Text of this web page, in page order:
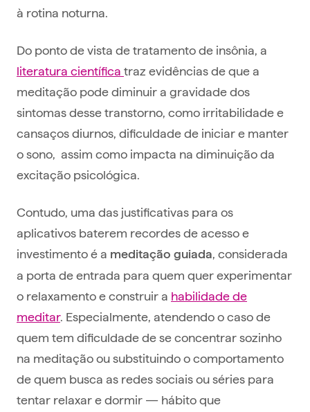
à rotina noturna.
Do ponto de vista de tratamento de insônia, a
literatura científica traz evidências de que a
meditação pode diminuir a gravidade dos
sintomas desse transtorno, como irritabilidade e
cansaços diurnos, dificuldade de iniciar e manter
o sono, assim como impacta na diminuição da
excitação psicológica.
Contudo, uma das justificativas para os
aplicativos baterem recordes de acesso e
investimento é a meditação guiada, considerada
a porta de entrada para quem quer experimentar
o relaxamento e construir a habilidade de
meditar. Especialmente, atendendo o caso de
quem tem dificuldade de se concentrar sozinho
na meditação ou substituindo o comportamento
de quem busca as redes sociais ou séries para
tentar relaxar e dormir — hábito que